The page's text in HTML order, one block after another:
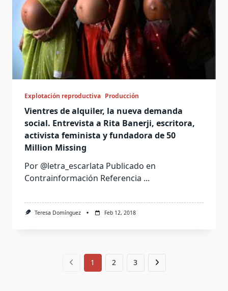
Explotación reproductiva Producción
Vientres de alquiler, la nueva demanda
social. Entrevista a Rita Banerji, escritora,
activista feminista y fundadora de 50
Million Missing
Por @letra_escarlata Publicado en
Contrainformación Referencia ...
Teresa Domínguez Feb 12, 2018
1 2 3